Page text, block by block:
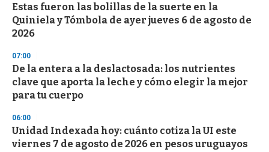
Estas fueron las bolillas de la suerte en la
Quiniela y Tómbola de ayer jueves 6 de agosto de
2026
07:00
De la entera a la deslactosada: los nutrientes
clave que aporta la leche y cómo elegir la mejor
para tu cuerpo
06:00
Unidad Indexada hoy: cuánto cotiza la UI este
viernes 7 de agosto de 2026 en pesos uruguayos